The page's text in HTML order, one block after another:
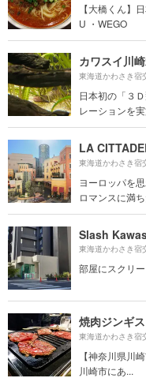
【大橋くん】
U ・WEGO
カワスイ川
東海道かわさき宿
日本初の「３
レーションを
LA
東海道かわさき宿
ヨーロッパを
ロマンスに満
Slash
東海道かわさき宿
部屋にスクリ
焼肉ジンギ
東海道かわさき宿
【神奈川県川
川崎市にあ...